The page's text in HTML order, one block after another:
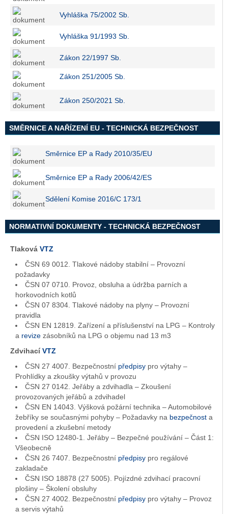
Vyhláška 75/2002 Sb.
Vyhláška 91/1993 Sb.
Zákon 22/1997 Sb.
Zákon 251/2005 Sb.
Zákon 250/2021 Sb.
SMĚRNICE A NAŘÍZENÍ EU - TECHNICKÁ BEZPEČNOST
Směrnice EP a Rady 2010/35/EU
Směrnice EP a Rady 2006/42/ES
Sdělení Komise 2016/C 173/1
NORMATIVNÍ DOKUMENTY - TECHNICKÁ BEZPEČNOST
Tlaková VTZ
ČSN 69 0012. Tlakové nádoby stabilní – Provozní
požadavky
ČSN 07 0710. Provoz, obsluha a údržba parních a
horkovodních kotlů
ČSN 07 8304. Tlakové nádoby na plyny – Provozní
pravidla
ČSN EN 12819. Zařízení a příslušenství na LPG – Kontroly
a revize zásobníků na LPG o objemu nad 13 m3
ZdvihacíVTZ
ČSN 27 4007. Bezpečnostní předpisy pro výtahy –
Prohlídky a zkoušky výtahů v provozu
ČSN 27 0142. Jeřáby a zdvihadla – Zkoušení
provozovaných jeřábů a zdvihadel
ČSN EN 14043. Výšková požární technika – Automobilové
žebříky se současnými pohyby – Požadavky na bezpečnost a
provedení a zkušební metody
ČSN ISO 12480-1. Jeřáby – Bezpečné používání – Část 1:
Všeobecně
ČSN 26 7407. Bezpečnostní předpisy pro regálové
zakladače
ČSN ISO 18878 (27 5005). Pojízdné zdvihací pracovní
plošiny – Školení obsluhy
ČSN 27 4002. Bezpečnostní předpisy pro výtahy – Provoz
a servis výtahů